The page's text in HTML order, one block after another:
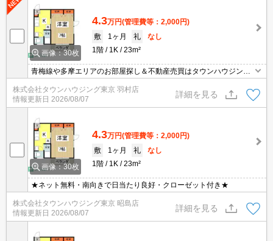
画像：30枚
4.3万円(管理費等：2,000円)
敷
1ヶ月 礼
なし
1階
1K 23m²
青梅線や多摩エリアのお部屋探し＆不動産売買はタウンハウジング
羽村店にお任せを！ご来店時無料駐車場ご用意あります！
株式会社タウンハウジング東京 羽村店
情報更新日 2026/08/07
詳細を見る
画像：30枚
4.3万円(管理費等：2,000円)
敷
1ヶ月 礼
なし
1階
1K 23m²
★ネット無料・南向きで日当たり良好・クローゼット付き★
株式会社タウンハウジング東京 昭島店
情報更新日 2026/08/07
詳細を見る